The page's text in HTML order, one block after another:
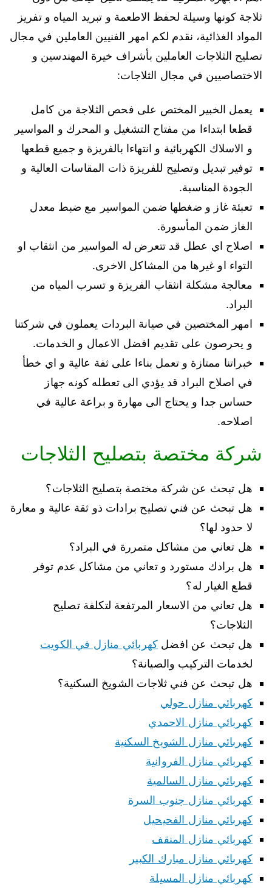
ثلاجة كونها وسيلة لحفظ الاطعمة و تبريد المياه و تفريز
المواد الغذائية، نقدم لكم امهر الفنيين العاملين في مجال
تصليح الثلاجات العاملين بأشراف خيرة المهندسين و
الاختصاصيين في مجال الثلاجات:
يعمل الخبير المختص على فحص الثلاجة من كامل
قطعا ابتداءا من مفتاح التشغيل و المحرك و المواسير
و الاسلاك الكهربائية و انتهاءا بالفريزة و جميع قطعها
توفير تبديل وتصليح للفريزة ذات المقاسات العالية و
الجودة المناسبة.
تعبئة غاز و ضغطها ضمن المواسير مع ضبط معدل
الغاز ضمن المأسورة.
اصلاح اي عطل قد تتعرض له المواسير من انثقاب او
التواء او غيرها من المشاكل الاخرى.
معالجة مشكلة انثقاب الفريزة و تسرب المياه من
البراد.
امهر المختصين في صيانة البردات يعملون في شركتنا
و يحرصون على تقديم افضل الاعمال و الخدمات.
خبراتنا ممتازة و تعمل بناءا على ثفة عالية و اي خطأ
في اصلاح البراد قد يؤدي الى تعطله كونه جهاز
حساس جدا و يحتاج الى مهارة و براعة عالية في
اصلاحه.
شركة مختصة بتصليح الثلاجات
هل تبحث عن شركة مختصة بتصليح الثلاجات؟
هل تبحث عن فني تصليح برادات ذو ثقة عالية و معارة
لا حدود لها؟
هل تعاني من مشاكل متمررة في البراد؟
هل برادك مستورد و تعاني من مشاكل عدم توفر
قطع الغيار له؟
هل تعاني من الاسعار المرتفعة لتكلفة تصليح
الثلاجات؟
هل تبحث عن افضل كهربائي منازل في الكويت
لخدمات التركيب والصيانة؟
هل تبحث عن فني ثلاجات الشويخ السكنية؟
كهربائي منازل حولي
كهربائي منازل الاحمدي
كهربائي منازل الشويخ السكنية
كهربائي منازل الفروانية
كهربائي منازل السالمية
كهربائي منازل جنوب السرة
كهربائي منازل الفحيحيل
كهربائي منازل المنقف
كهربائي منازل مبارك الكبير
كهربائي منازل المسيلة